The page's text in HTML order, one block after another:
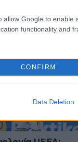
allow Google to enable
functionality and
CONFIRM
Data Deletion